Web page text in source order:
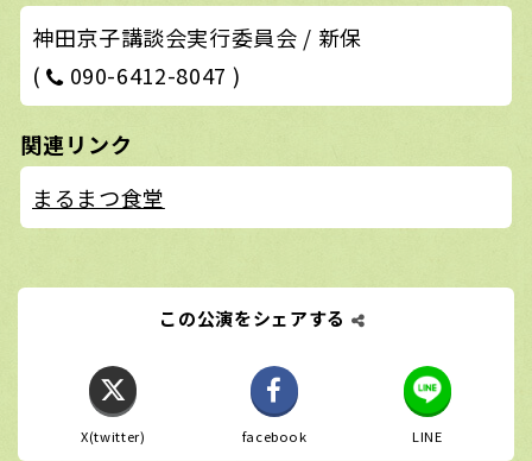
神田京子講談会実行委員会 / 新保
( 090-6412-8047 )
関連リンク
まるまつ食堂
この公演をシェアする
X(twitter) facebook LINE